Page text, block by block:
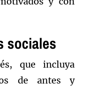
sociales
que incluya
de antes y